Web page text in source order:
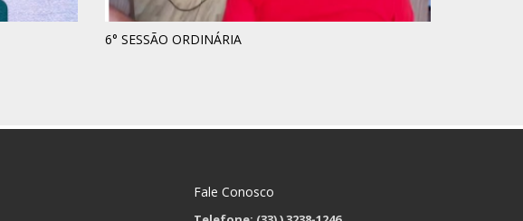
6° SESSÃO ORDINÁRIA
Fale Conosco